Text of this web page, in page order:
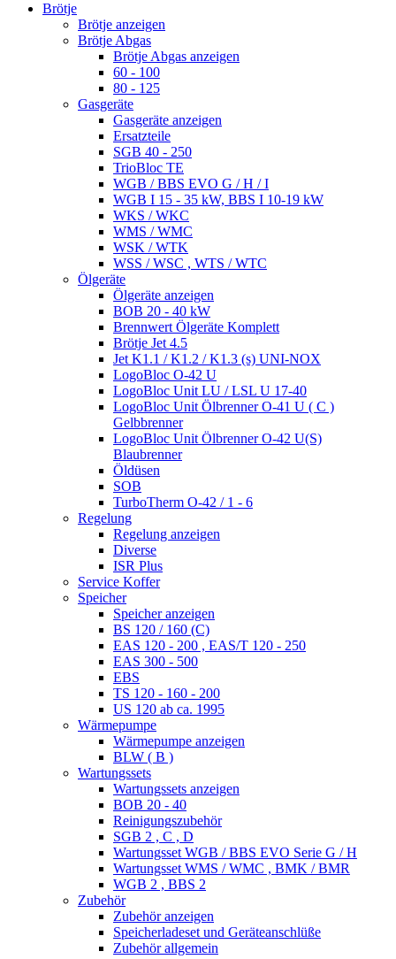
Brötje
Brötje anzeigen
Brötje Abgas
Brötje Abgas anzeigen
60 - 100
80 - 125
Gasgeräte
Gasgeräte anzeigen
Ersatzteile
SGB 40 - 250
TrioBloc TE
WGB / BBS EVO G / H / I
WGB I 15 - 35 kW, BBS I 10-19 kW
WKS / WKC
WMS / WMC
WSK / WTK
WSS / WSC , WTS / WTC
Ölgeräte
Ölgeräte anzeigen
BOB 20 - 40 kW
Brennwert Ölgeräte Komplett
Brötje Jet 4.5
Jet K1.1 / K1.2 / K1.3 (s) UNI-NOX
LogoBloc O-42 U
LogoBloc Unit LU / LSL U 17-40
LogoBloc Unit Ölbrenner O-41 U ( C )
Gelbbrenner
LogoBloc Unit Ölbrenner O-42 U(S)
Blaubrenner
Öldüsen
SOB
TurboTherm O-42 / 1 - 6
Regelung
Regelung anzeigen
Diverse
ISR Plus
Service Koffer
Speicher
Speicher anzeigen
BS 120 / 160 (C)
EAS 120 - 200 , EAS/T 120 - 250
EAS 300 - 500
EBS
TS 120 - 160 - 200
US 120 ab ca. 1995
Wärmepumpe
Wärmepumpe anzeigen
BLW ( B )
Wartungssets
Wartungssets anzeigen
BOB 20 - 40
Reinigungszubehör
SGB 2 , C , D
Wartungsset WGB / BBS EVO Serie G / H
Wartungsset WMS / WMC , BMK / BMR
WGB 2 , BBS 2
Zubehör
Zubehör anzeigen
Speicherladeset und Geräteanschlüße
Zubehör allgemein